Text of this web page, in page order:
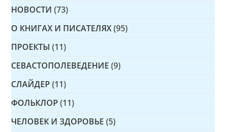
НОВОСТИ (73)
О КНИГАХ И ПИСАТЕЛЯХ (95)
ПРОЕКТЫ (11)
СЕВАСТОПОЛЕВЕДЕНИЕ (9)
СЛАЙДЕР (11)
ФОЛЬКЛОР (11)
ЧЕЛОВЕК И ЗДОРОВЬЕ (5)